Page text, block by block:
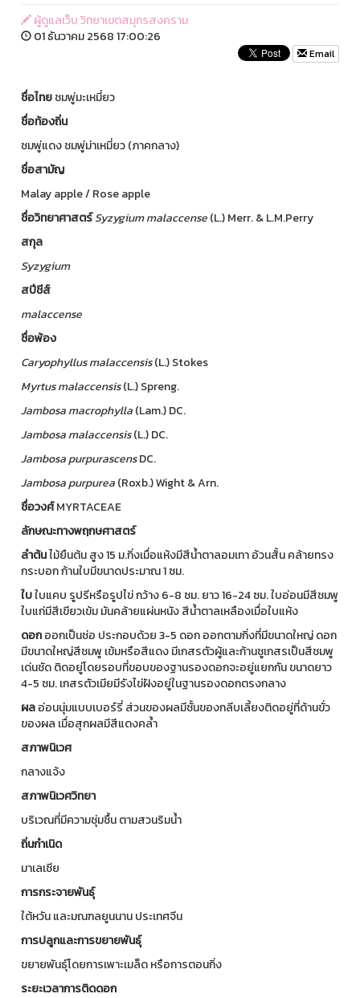
ผู้ดูแลเว็บ วิทยาเขตสมุทรสงคราม
01 ธันวาคม 2568 17:00:26
Email
ชื่อไทยชมพู่มะเหมี่ยว
ชื่อท้องถิ่น
ชมพู่แดง ชมพู่ม่าเหมี่ยว (ภาคกลาง)
ชื่อสามัญ
Malay apple / Rose apple
ชื่อวิทยาศาสตร์Syzygiummalaccense(L.) Merr. & L.M.Perry
สกุล
Syzygium
สปีชีส์
malaccense
ชื่อพ้อง
Caryophyllus malaccensis(L.) Stokes
Myrtusmalaccensis(L.) Spreng.
Jambosamacrophylla(Lam.) DC.
Jambosamalaccensis(L.) DC.
JambosapurpurascensDC.
Jambosapurpurea(Roxb.) Wight & Arn.
ชื่อวงศ์MYRTACEAE
ลักษณะทางพฤกษศาสตร์
ลำต้นไม้ยืนต้น สูง 15 ม.กิ่งเมื่อแห้งมีสีน้ำตาลอมเทา อ้วนสั้น คล้ายทรง
กระบอก ก้านใบมีขนาดประมาณ 1 ซม.
ใบใบแคบ รูปรีหรือรูปไข่ กว้าง 6-8 ซม. ยาว 16-24 ซม. ใบอ่อนมีสีชมพู
ใบแก่มีสีเขียวเข้ม มันคล้ายแผ่นหนัง สีน้ำตาลเหลืองเมื่อใบแห้ง
ดอกออกเป็นช่อ ประกอบด้วย 3-5 ดอก ออกตามกิ่งที่มีขนาดใหญ่ ดอก
มีขนาดใหญ่สีชมพู เข้มหรือสีแดง มีเกสรตัวผู้และก้านชูเกสรเป็นสีชมพู
เด่นชัด ติดอยู่โดยรอบที่ขอบของฐานรองดอกจะอยู่แยกกัน ขนาดยาว
4-5 ซม. เกสรตัวเมียมีรังไข่ฝังอยู่ในฐานรองดอกตรงกลาง
ผลอ่อนนุ่มแบบเบอร์รี่ ส่วนของผลมีชั้นของกลีบเลี้ยงติดอยู่ที่ด้านขั่ว
ของผล เมื่อสุกผลมีสีแดงคล้ำ
สภาพนิเวศ
กลางแจ้ง
สภาพนิเวศวิทยา
บริเวณที่มีความชุ่มชื้น ตามสวนริมน้ำ
ถิ่นกำเนิด
มาเลเซีย
การกระจายพันธุ์
ใต้หวัน และมณฑลยูนนาน ประเทศจีน
การปลูกและการขยายพันธุ์
ขยายพันธุ์โดยการเพาะเมล็ด หรือการตอนกิ่ง
ระยะเวลาการติดดอก